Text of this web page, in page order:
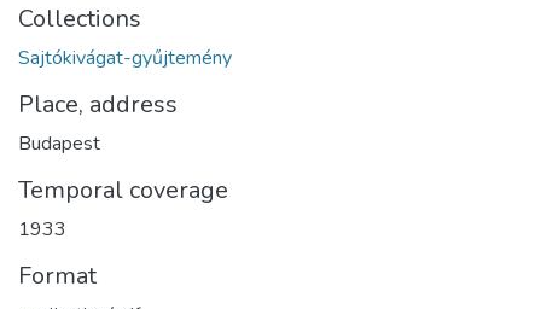
Collections
Sajtókivágat-gyűjtemény
Place, address
Budapest
Temporal coverage
1933
Format